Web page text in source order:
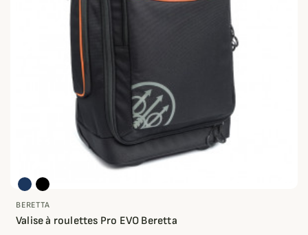
BERETTA
Valise à roulettes Pro EVO Beretta